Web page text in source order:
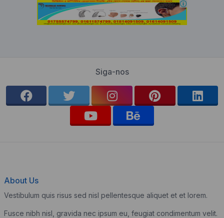
Siga-nos
About Us
Vestibulum quis risus sed nisl pellentesque aliquet et et lorem.
Fusce nibh nisl, gravida nec ipsum eu, feugiat condimentum velit.